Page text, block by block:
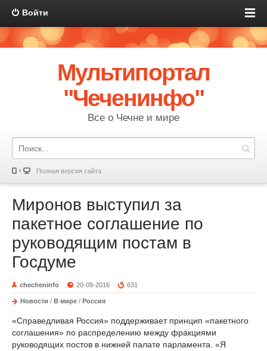
Войти
Мультипортал
"Чеченинфо"
Все о Чечне и мире
Полная версия сайта
Миронов выступил за
пакетное соглашение по
руководящим постам в
Госдуме
checheninfo 20-09-2016 631
Новости / В мире / Россия
«Справедливая Россия» поддерживает принцип «пакетного
соглашения» по распределению между фракциями
руководящих постов в нижней палате парламента. «Я